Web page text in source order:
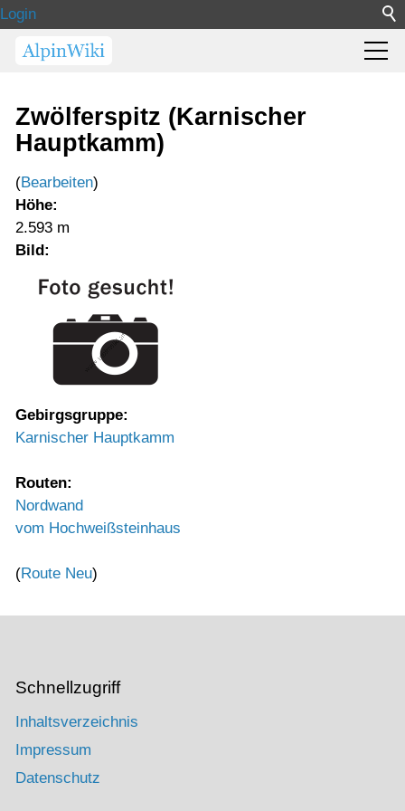
Login
Zwölferspitz (Karnischer
Hauptkamm)
(Bearbeiten)
Höhe:
2.593 m
Bild:
Gebirgsgruppe:
Karnischer Hauptkamm
Routen:
Nordwand
vom Hochweißsteinhaus
(Route Neu)
Schnellzugriff
Inhaltsverzeichnis
Impressum
Datenschutz